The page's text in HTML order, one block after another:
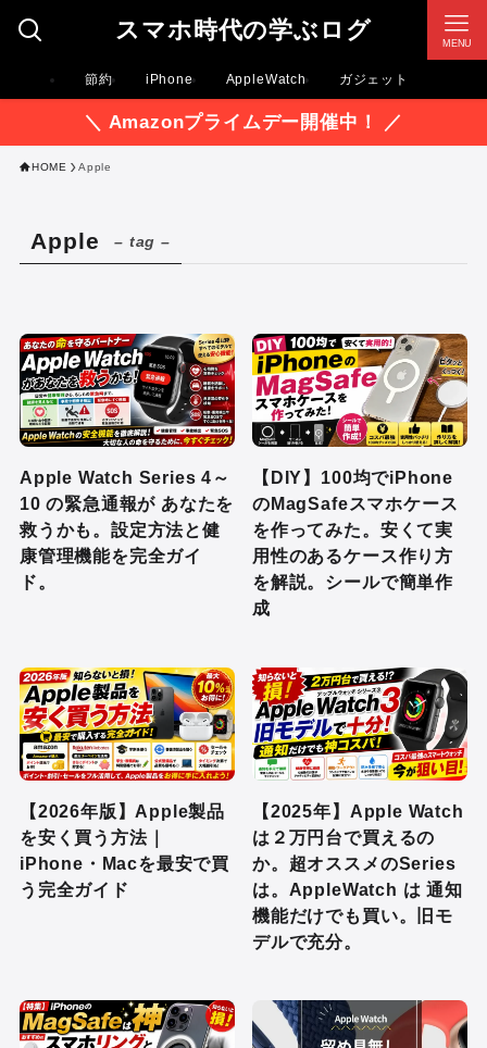
スマホ時代の学ぶログ MENU
節約 iPhone AppleWatch ガジェット
＼ Amazonプライムデー開催中！ ／
HOME Apple
Apple – tag –
Apple Watch Series 4～
10 の緊急通報が あなたを
救うかも。設定方法と健
康管理機能を完全ガイ
ド。
【DIY】100均でiPhone
のMagSafeスマホケース
を作ってみた。安くて実
用性のあるケース作り方
を解説。シールで簡単作
成
【2026年版】Apple製品
を安く買う方法｜
iPhone・Macを最安で買
う完全ガイド
【2025年】Apple Watch
は２万円台で買えるの
か。超オススメのSeries
は。AppleWatch は 通知
機能だけでも買い。旧モ
デルで充分。